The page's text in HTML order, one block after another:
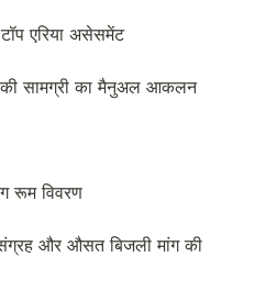
एरिया असेसमेंट
सामग्री का मैनुअल आकलन
रूम विवरण
संग्रह और औसत बिजली मांग की